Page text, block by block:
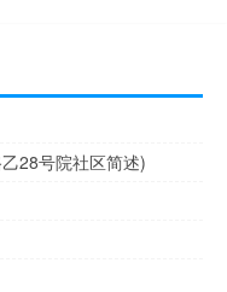
28号院社区简述)